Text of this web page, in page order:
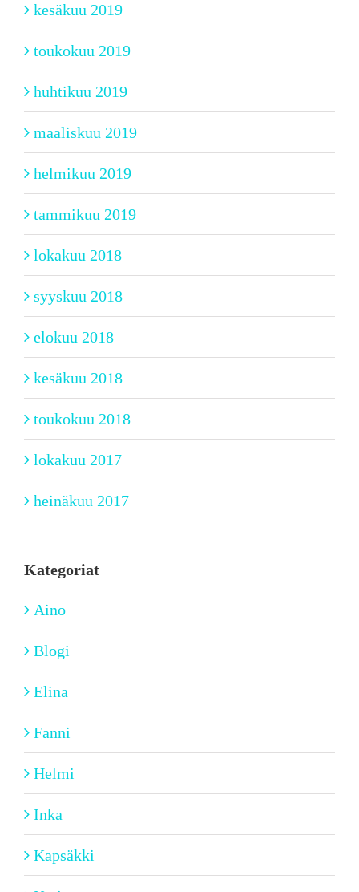
kesäkuu 2019
toukokuu 2019
huhtikuu 2019
maaliskuu 2019
helmikuu 2019
tammikuu 2019
lokakuu 2018
syyskuu 2018
elokuu 2018
kesäkuu 2018
toukokuu 2018
lokakuu 2017
heinäkuu 2017
Kategoriat
Aino
Blogi
Elina
Fanni
Helmi
Inka
Kapsäkki